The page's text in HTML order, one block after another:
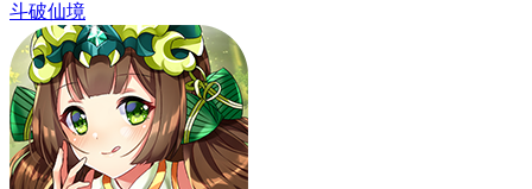
斗破仙境